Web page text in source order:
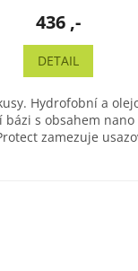
436 ,-
DETAIL
Hydrofobní a
s obsahem
zamezuje